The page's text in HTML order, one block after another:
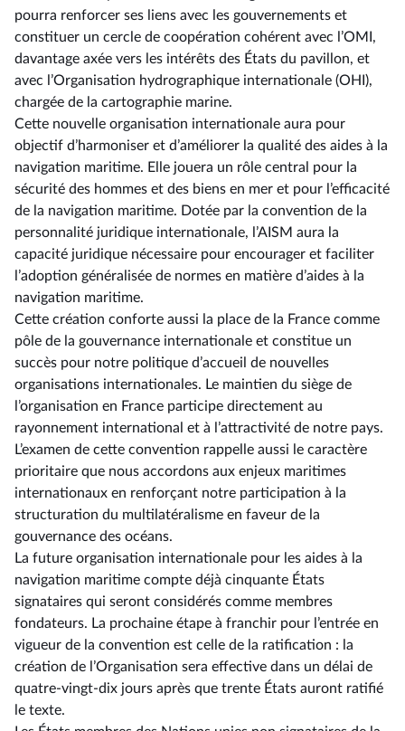
pourra renforcer ses liens avec les gouvernements et
constituer un cercle de coopération cohérent avec l’OMI,
davantage axée vers les intérêts des États du pavillon, et
avec l’Organisation hydrographique internationale (OHI),
chargée de la cartographie marine.
Cette nouvelle organisation internationale aura pour
objectif d’harmoniser et d’améliorer la qualité des aides à la
navigation maritime. Elle jouera un rôle central pour la
sécurité des hommes et des biens en mer et pour l’efficacité
de la navigation maritime. Dotée par la convention de la
personnalité juridique internationale, l’AISM aura la
capacité juridique nécessaire pour encourager et faciliter
l’adoption généralisée de normes en matière d’aides à la
navigation maritime.
Cette création conforte aussi la place de la France comme
pôle de la gouvernance internationale et constitue un
succès pour notre politique d’accueil de nouvelles
organisations internationales. Le maintien du siège de
l’organisation en France participe directement au
rayonnement international et à l’attractivité de notre pays.
L’examen de cette convention rappelle aussi le caractère
prioritaire que nous accordons aux enjeux maritimes
internationaux en renforçant notre participation à la
structuration du multilatéralisme en faveur de la
gouvernance des océans.
La future organisation internationale pour les aides à la
navigation maritime compte déjà cinquante États
signataires qui seront considérés comme membres
fondateurs. La prochaine étape à franchir pour l’entrée en
vigueur de la convention est celle de la ratification : la
création de l’Organisation sera effective dans un délai de
quatre-vingt-dix jours après que trente États auront ratifié
le texte.